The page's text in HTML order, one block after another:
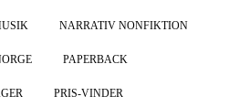
NARRATIV NONFIKTION
PAPERBACK
PRIS-VINDER